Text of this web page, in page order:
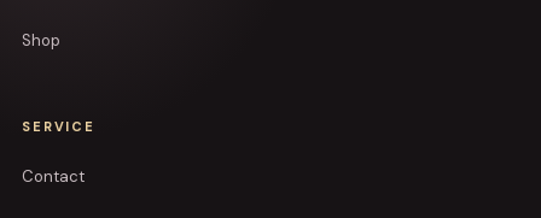
Shop
SERVICE
Contact